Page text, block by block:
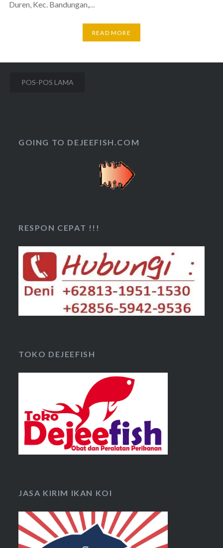
Duren, Kec. Bandungan,…
READ MORE
Navigasi
POS-POS LAMA
GOING TO DEJEEFISH.COM
RESPON CEPAT !!!
TOKO DEJEEFISH
JASA KIRIM IKAN KOI